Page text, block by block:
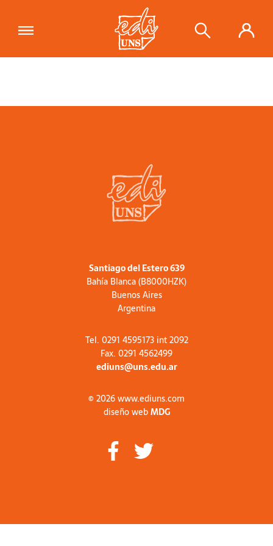
Santiago del Estero 639
Bahía Blanca (B8000HZK)
Buenos Aires
Argentina
Tel. 0291 4595173 int 2092
Fax. 0291 4562499
ediuns@uns.edu.ar
© 2026 www.ediuns.com
diseño webMDG